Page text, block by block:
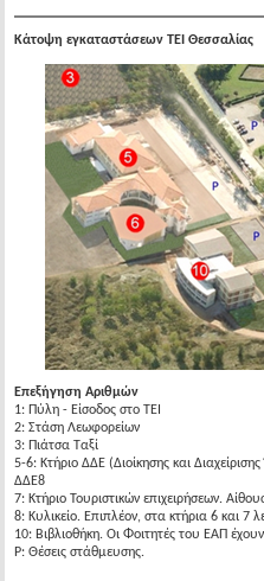
Κάτοψη εγκαταστάσεων ΤΕΙ Θεσσαλίας
Επεξήγηση Αριθμών
1: Πύλη - Είσοδος στο ΤΕΙ
2: Στάση Λεωφορείων
3: Πιάτσα Ταξί
5-6: Κτήριο ΔΔΕ (Διοίκησης και
ΔΔΕ8
7: Κτήριο Τουριστικών επιχειρήσεων.
8: Κυλικείο. Επιπλέον, στα κτήρια 6 και
10: Βιβλιοθήκη. Οι Φοιτητές του ΕΑΠ
P: Θέσεις στάθμευσης.